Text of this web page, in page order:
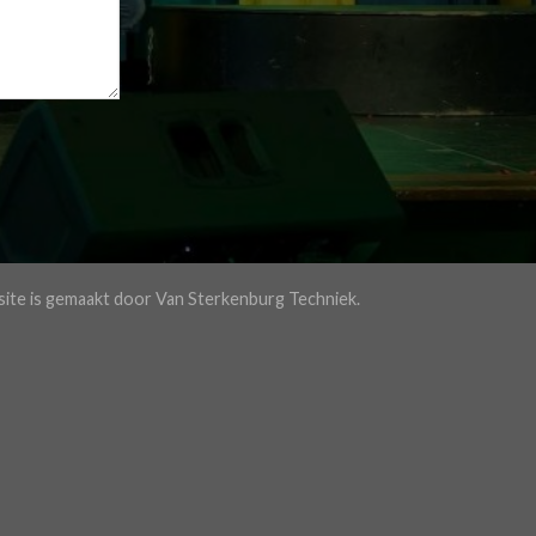
is gemaakt door Van Sterkenburg Techniek.